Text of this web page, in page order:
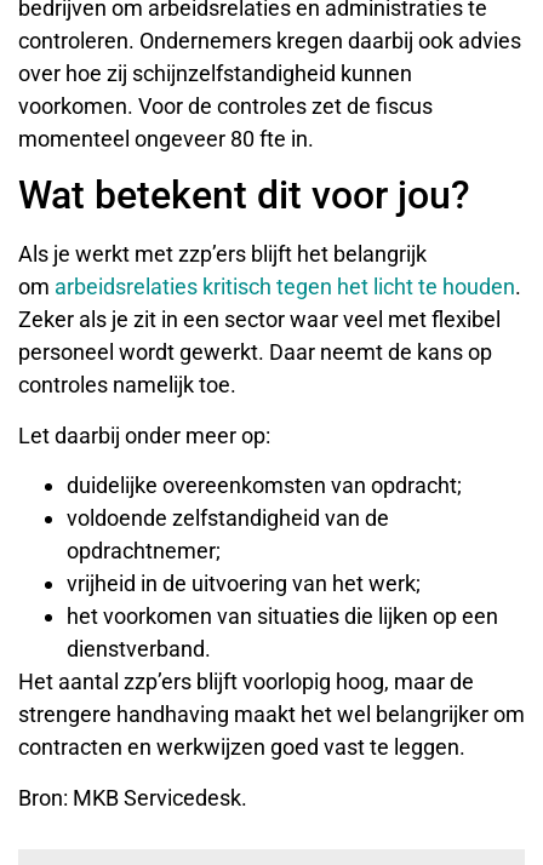
bedrijven om arbeidsrelaties en administraties te
controleren. Ondernemers kregen daarbij ook advies
over hoe zij schijnzelfstandigheid kunnen
voorkomen. Voor de controles zet de fiscus
momenteel ongeveer 80 fte in.
Wat betekent dit voor jou?
Als je werkt met zzp’ers blijft het belangrijk
om arbeidsrelaties kritisch tegen het licht te houden.
Zeker als je zit in een sector waar veel met flexibel
personeel wordt gewerkt. Daar neemt de kans op
controles namelijk toe.
Let daarbij onder meer op:
duidelijke overeenkomsten van opdracht;
voldoende zelfstandigheid van de
opdrachtnemer;
vrijheid in de uitvoering van het werk;
het voorkomen van situaties die lijken op een
dienstverband.
Het aantal zzp’ers blijft voorlopig hoog, maar de
strengere handhaving maakt het wel belangrijker om
contracten en werkwijzen goed vast te leggen.
Bron: MKB Servicedesk.